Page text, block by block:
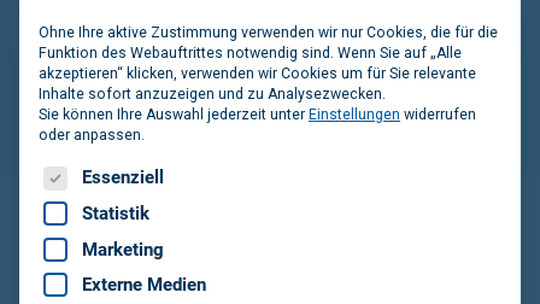
JETZT HELPDESK ENTDECKEN
SO RUFEN SIE DEN ORCA
HELPDESK AUF
Ohne Ihre aktive Zustimmung verwenden wir nur Cookies, die für die
Funktion des Webauftrittes notwendig sind. Wenn Sie auf „Alle
akzeptieren“ klicken, verwenden wir Cookies um für Sie relevante
Inhalte sofort anzuzeigen und zu Analysezwecken.
Sie können Ihre Auswahl jederzeit unter Einstellungen widerrufen
oder anpassen.
Es folgt eine Liste der Service-Gruppen, für die eine
Essenziell
Statistik
Marketing
Externe Medien